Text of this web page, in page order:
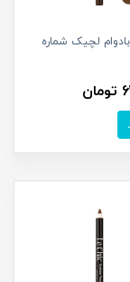
بادوام لچیک شماره